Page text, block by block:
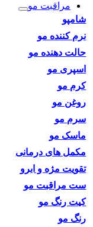
مراقبت مو
شامپو
نرم کننده مو
حالت دهنده مو
اسپری مو
کرم مو
روغن مو
سرم مو
ماسک مو
مکمل های درمانی
تقویت مژه و ابرو
ست مراقبت مو
کیت رنگ مو
رنگ مو